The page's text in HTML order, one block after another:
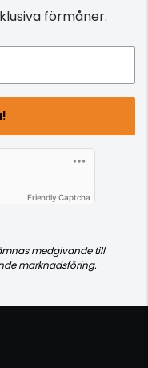
förmåner.
Friendly Captcha
medgivande till
marknadsföring.